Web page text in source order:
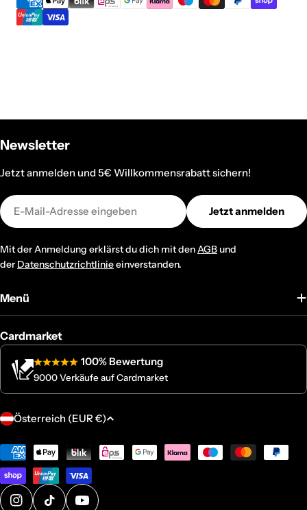
Newsletter
Jetzt anmelden und 5€ Willkommensrabatt sichern!
E-
Mail
Jetzt anmelden
Mit der Anmeldung erklärst du dich mit denAGB und
der Datenschutzrichtlinieeinverstanden.
Menü
Cardmarket
100% Bewertung
9000 Verkäufe auf Cardmarket
L
n
d
/
Österreich (EUR €)
Zahlungsmethoden